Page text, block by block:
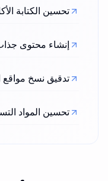
تحسين الكتابة
إنشاء محتوى
تدقيق نسخ مواقع
تحسين المواد